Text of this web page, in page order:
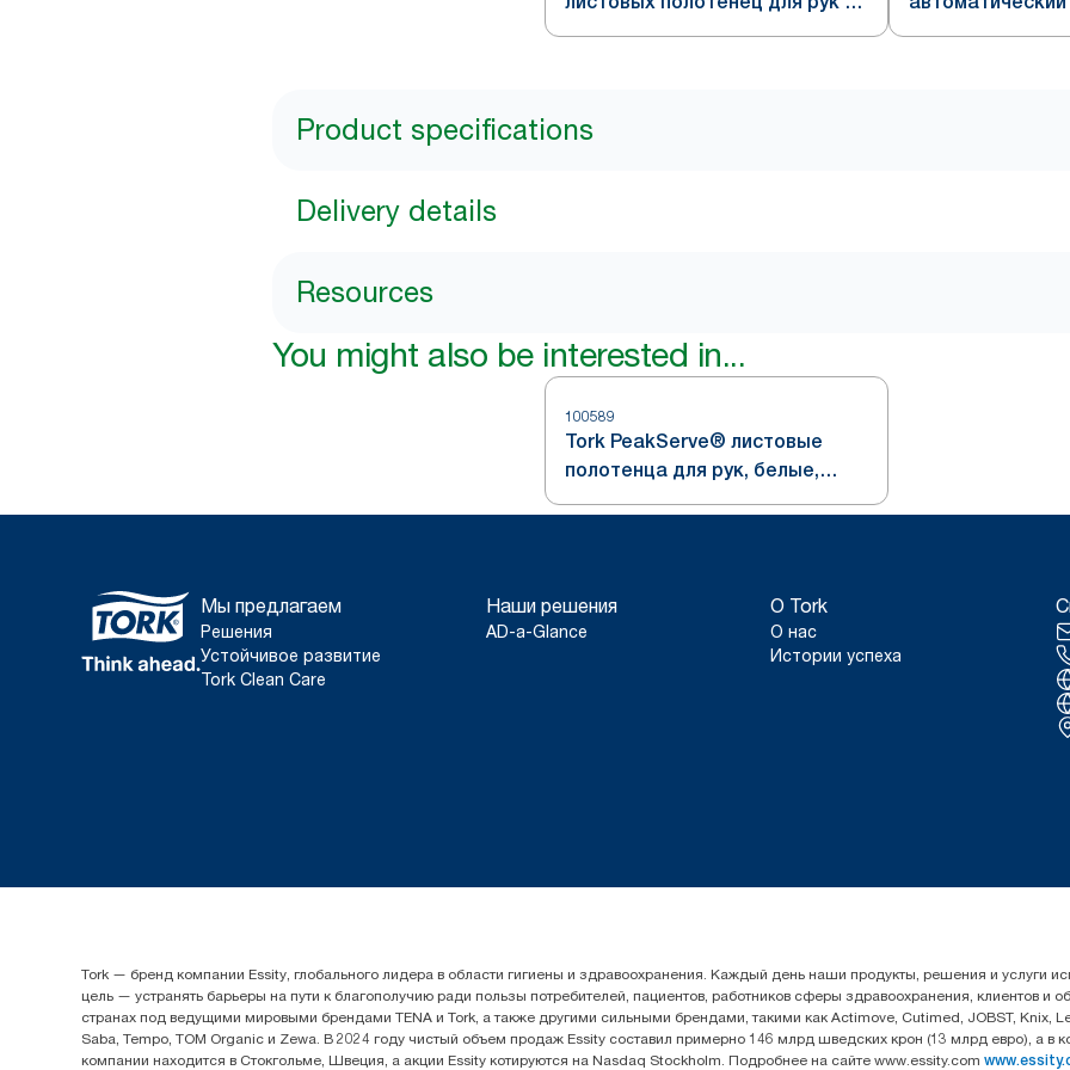
непрерывной подачей, белый,
для листовых
Product specifications
Delivery details
Resources
You might also be interested in...
100589
Tork PeakServe® листовые
полотенца для рук, белые,
непрерывная подача, система
Мы предлагаем
Решения
Устойчивое развитие
Tork Clean Care
Наши решения
AD-a-Glance
О Tork
О нас
Истории успеха
Tork — бренд компании Essity, глобального лидера в области гигиены и здравоохранения. Каждый день наши продукты, решения и услуги
цель — устранять барьеры на пути к благополучию ради пользы потребителей, пациентов, работников сферы здравоохранения, клиентов
странах под ведущими мировыми брендами TENA и Tork, а также другими сильными брендами, такими как Actimove, Cutimed, JOBST, Knix,
Saba, Tempo, TOM Organic и Zewa. В 2024 году чистый объем продаж Essity составил примерно 146 млрд шведских крон (13 млрд евро), а в
компании находится в Стокгольме, Швеция, а акции Essity котируются на Nasdaq Stockholm. Подробнее на сайте www.essity.com